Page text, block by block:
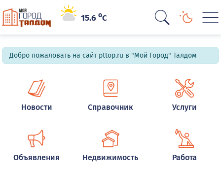
15.6oC
Добро пожаловать на сайт pttop.ru в "Мой Город" Талдом
Новости Справочник Услуги
Объявления Недвижимость Работа